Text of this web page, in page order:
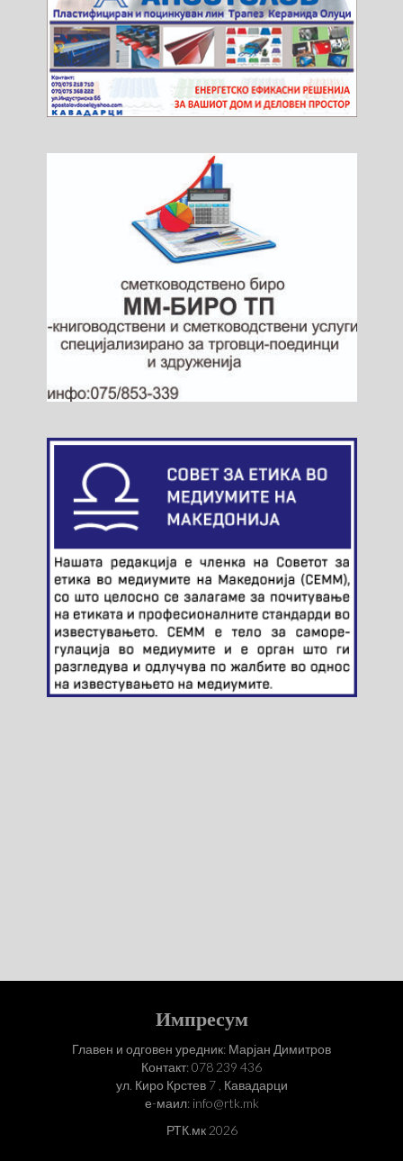
Импресум
Главен и одговен уредник: Марјан Димитров
Контакт: 078 239 436
ул. Киро Крстев 7 , Кавадарци
е-маил: info@rtk.mk
РТК.мк 2026